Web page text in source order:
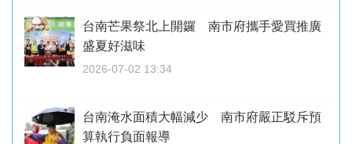
台南芒果祭北上開鑼 南市府攜手愛買推廣
盛夏好滋味
2026-07-02 13:34
台南淹水面積大幅減少 南市府嚴正駁斥預
算執行負面報導